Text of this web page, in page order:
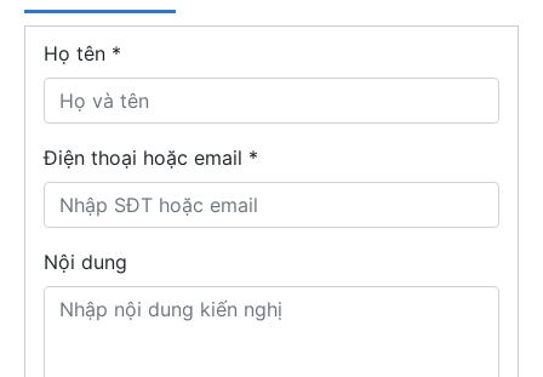
Họ tên *
Điện thoại hoặc email *
Nội dung